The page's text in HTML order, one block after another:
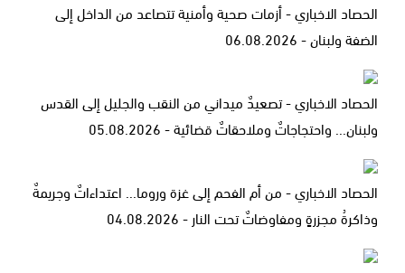
الحصاد الاخباري - أزمات صحية وأمنية تتصاعد من الداخل إلى
الضفة ولبنان - 06.08.2026
الحصاد الاخباري - تصعيدٌ ميداني من النقب والجليل إلى القدس
ولبنان... واحتجاجاتٌ وملاحقاتٌ قضائية - 05.08.2026
الحصاد الاخباري - من أم الفحم إلى غزة وروما... اعتداءاتٌ وجريمةٌ
وذاكرةُ مجزرةٍ ومفاوضاتٌ تحت النار - 04.08.2026